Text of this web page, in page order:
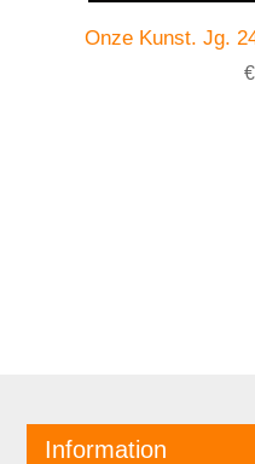
Onze Kunst. Jg.
Information